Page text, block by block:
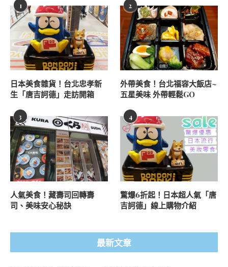
1
日本美食雜貨！台北忠孝新
生「唐吉訶德」走訪開箱
2
外帶美食！台北福容大飯店~
五星美味 外帶輕鬆GO
3
人氣美食！藏壽司回轉壽
司、美味安心秘訣
4
驚爆6折起！日本超人氣「唐
吉訶德」線上購物介紹
最新文章